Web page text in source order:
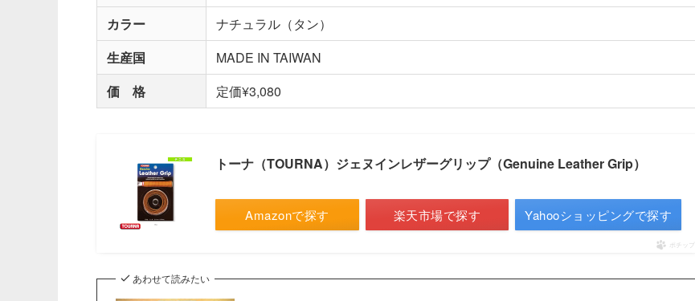
カラー
ナチュラル（タン）
生産国
MADE IN TAIWAN
価 格
定価¥3,080
トーナ（TOURNA）ジェヌインレザーグリップ（Genuine Leather Grip）
Amazonで探す 楽天市場で探す Yahooショッピングで探す
ポチップ
あわせて読みたい